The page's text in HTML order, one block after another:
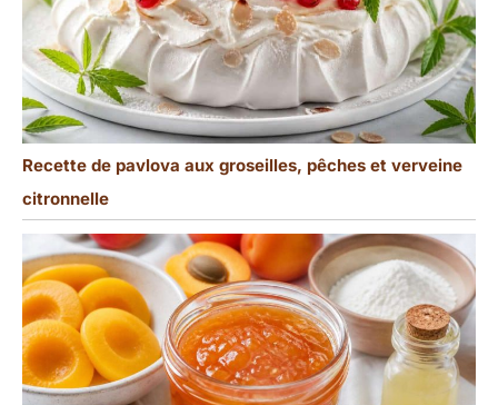
Recette de pavlova aux groseilles, pêches et verveine
citronnelle